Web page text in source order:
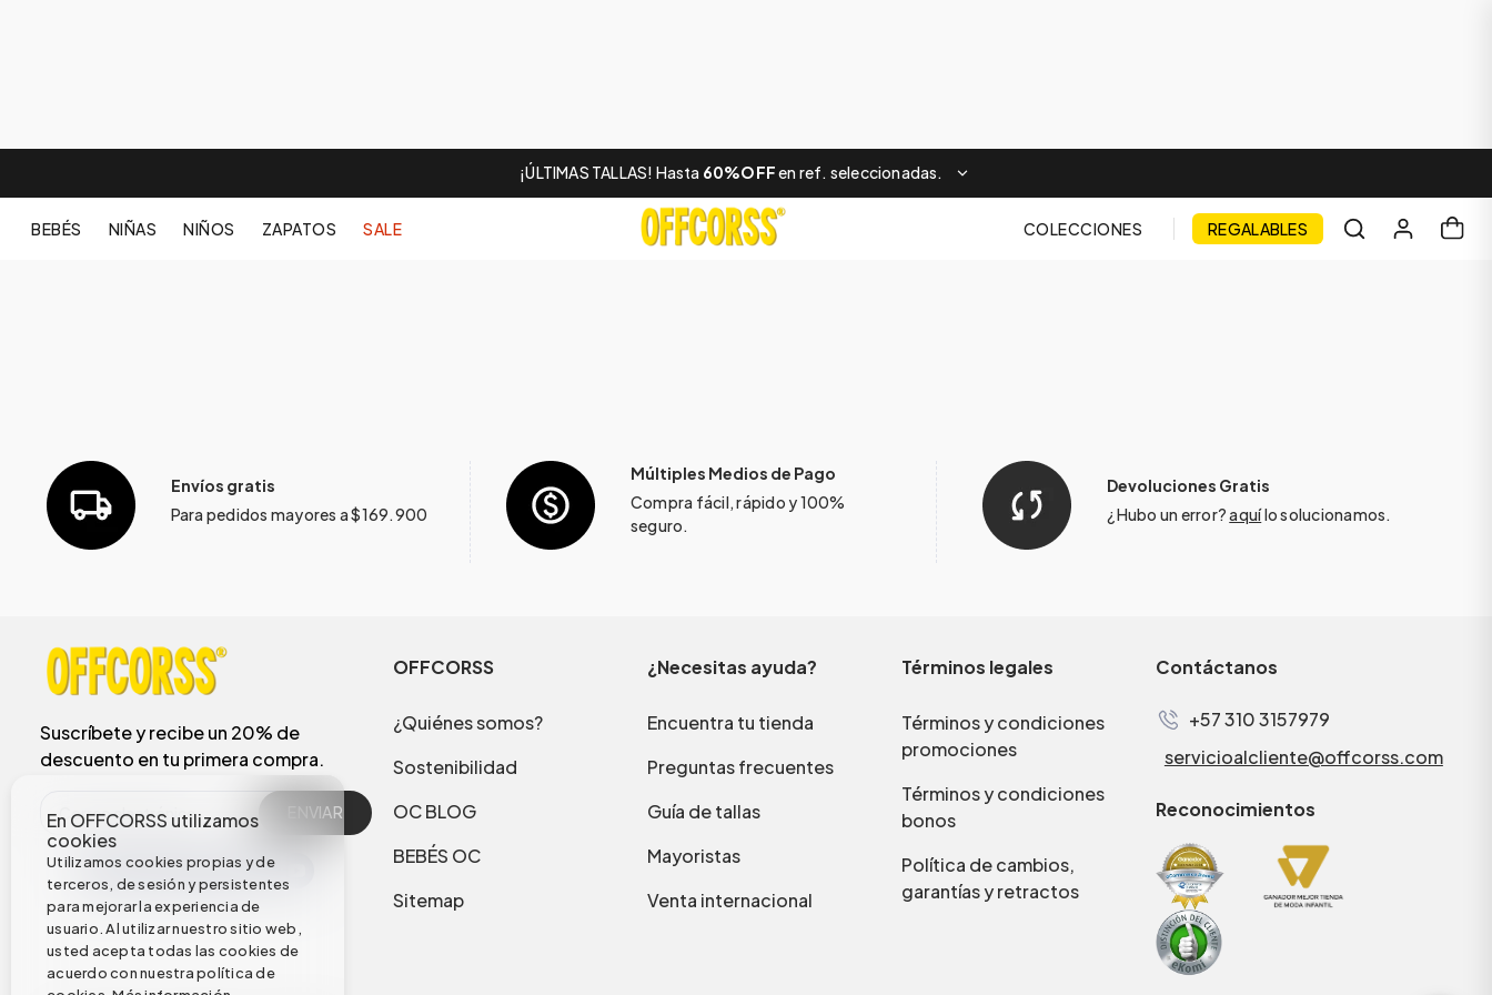
¡ÚLTIMAS TALLAS! Hasta 60%OFFen ref. seleccionadas.
BEBÉS NIÑAS NIÑOS ZAPATOS SALE COLECCIONES REGALABLES
En OFFCORSS utilizamos
cookies
Utilizamos cookies propias y de
terceros, de sesión y persistentes
para mejorar la experiencia de
usuario. Al utilizar nuestro sitio web,
usted acepta todas las cookies de
acuerdo con nuestra política de
Envíos gratis
Para pedidos mayores a $169.900
Múltiples Medios de Pago
Compra fácil, rápido y 100%
seguro.
Devoluciones Gratis
¿Hubo un error?aquílo solucionamos.
Suscríbete y recibe un 20% de
descuento en tu primera compra.
ENVIAR
OFFCORSS
¿Quiénes somos?
Sostenibilidad
OC BLOG
BEBÉS OC
Sitemap
¿Necesitas ayuda?
Encuentra tu tienda
Preguntas frecuentes
Guía de tallas
Mayoristas
Venta internacional
Términos legales
Términos y condiciones
promociones
Términos y condiciones
bonos
Política de cambios,
garantías y retractos
Contáctanos
+57 310 3157979
servicioalcliente@offcorss.com
Reconocimientos